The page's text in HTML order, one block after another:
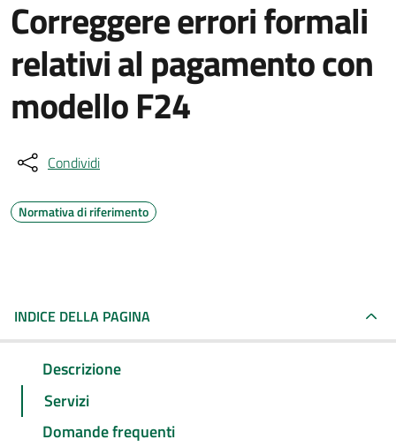
Correggere errori formali
relativi al pagamento con
modello F24
Condividi
Normativa di riferimento
INDICE DELLA PAGINA
Descrizione
Servizi
Domande frequenti